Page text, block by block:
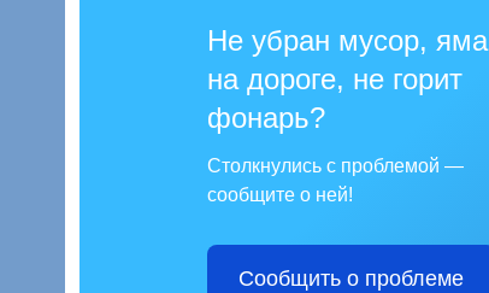
Не убран мусор, яма
на дороге, не горит
фонарь?
Столкнулись с проблемой —
сообщите о ней!
Сообщить о проблеме